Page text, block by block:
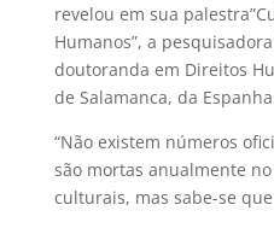
revelou em sua
Humanos”, a
doutoranda em Direitos
de Salamanca, da
“Não existem números
são mortas anualmente
culturais, mas sabe-se